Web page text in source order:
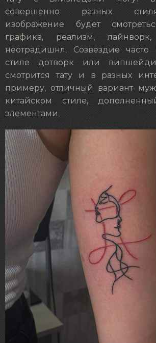
совершенно разных
изображение будет
графика, реализм,
неотрадишнл. Созвездие часто
стиле дотворк или
смотрится тату и в разных
примеру, отличный вариант
китайском стиле,
элементами.